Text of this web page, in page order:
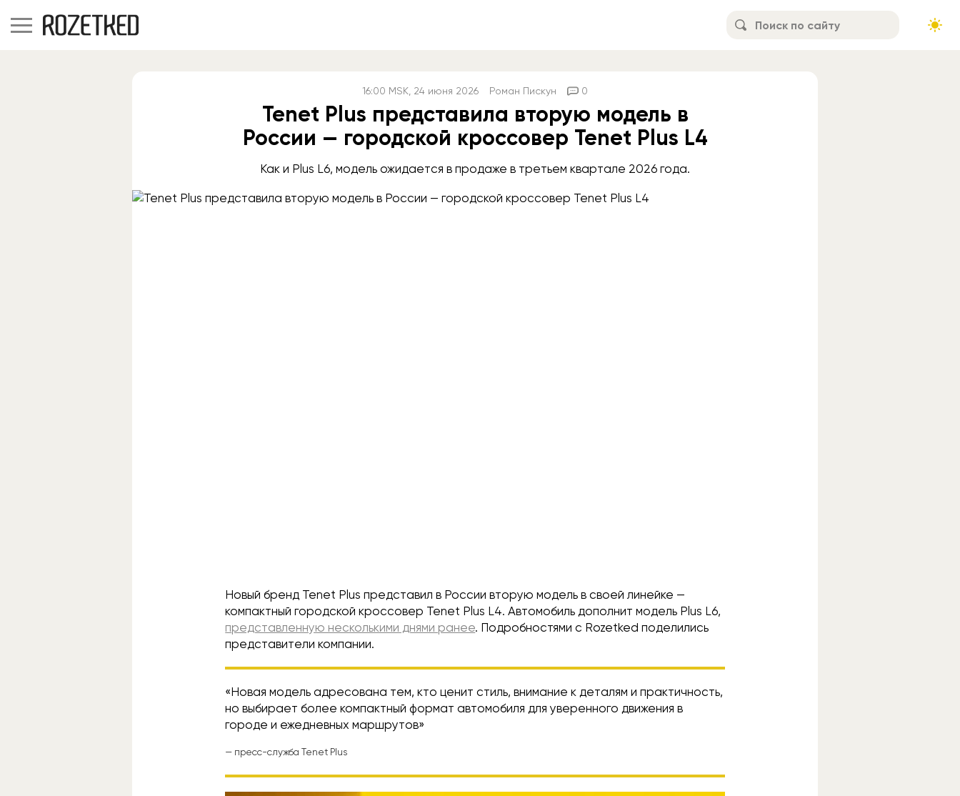
16:00 MSK , 24 июня 2026 Роман Пискун 0
Tenet Plus представила вторую модель в
России — городской кроссовер Tenet Plus L4
Как и Plus L6, модель ожидается в продаже в третьем квартале 2026 года.
Новый бренд Tenet Plus представил в России вторую модель в своей линейке —
компактный городской кроссовер Tenet Plus L4. Автомобиль дополнит модель Plus L6,
представленную несколькими днями ранее. Подробностями с Rozetked поделились
представители компании.
«Новая модель адресована тем, кто ценит стиль, внимание к деталям и практичность,
но выбирает более компактный формат автомобиля для уверенного движения в
городе и ежедневных маршрутов»
— пресс-служба Tenet Plus